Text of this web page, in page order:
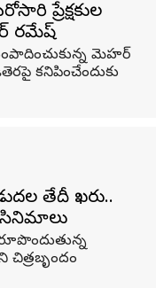
ప్రేక్షకుల
రమేష్
మెహర్
కనిపించేందుకు
తేదీ ఖరారు..
సినిమాలు
చిత్రబృందం